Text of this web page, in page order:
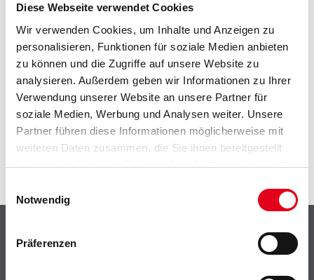
Diese Webseite verwendet Cookies
Wir verwenden Cookies, um Inhalte und Anzeigen zu
personalisieren, Funktionen für soziale Medien anbieten
zu können und die Zugriffe auf unsere Website zu
analysieren. Außerdem geben wir Informationen zu Ihrer
Verwendung unserer Website an unsere Partner für
soziale Medien, Werbung und Analysen weiter. Unsere
Partner führen diese Informationen möglicherweise mit
weiteren Daten zusammen, die Sie ihnen bereitgestellt
haben oder die sie im Rahmen Ihrer Nutzung der Dienste
Notwendig
Präferenzen
EIN KLEINER ZWISCHENFALL
IST AUFGETRETEN
Keine Sorge, wir pinseln schon an der Lösung und
werden das Problem so schnell wie möglich beheben.
Erkunden Sie in der Zwischenzeit unseren Online-Shop
und lassen Sie sich inspirieren.
ZURÜCK ZUM ONLINE-SHOP